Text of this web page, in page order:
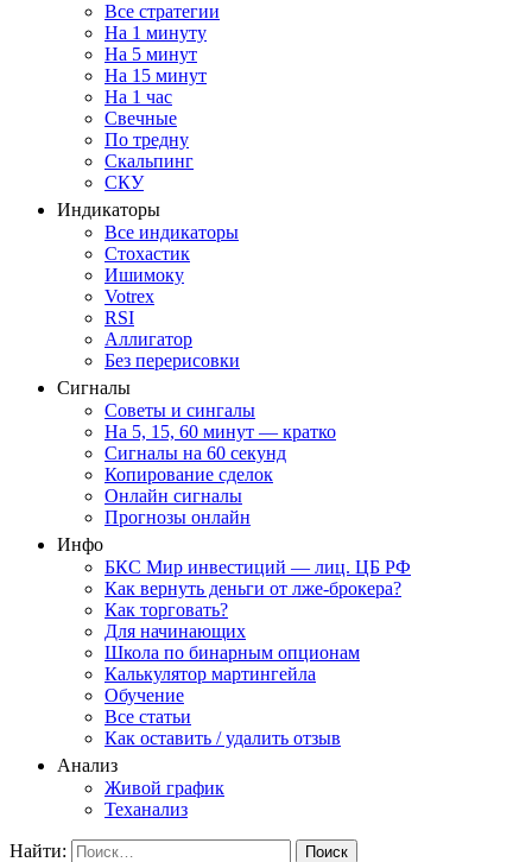
Все стратегии
На 1 минуту
На 5 минут
На 15 минут
На 1 час
Свечные
По тредну
Скальпинг
СКУ
Индикаторы
Все индикаторы
Стохастик
Ишимоку
Votrex
RSI
Аллигатор
Без перерисовки
Сигналы
Советы и сингалы
На 5, 15, 60 минут — кратко
Сигналы на 60 секунд
Копирование сделок
Онлайн сигналы
Прогнозы онлайн
Инфо
БКС Мир инвестиций — лиц. ЦБ РФ
Как вернуть деньги от лже-брокера?
Как торговать?
Для начинающих
Школа по бинарным опционам
Калькулятор мартингейла
Обучение
Все статьи
Как оставить / удалить отзыв
Анализ
Живой график
Теханализ
Найти: